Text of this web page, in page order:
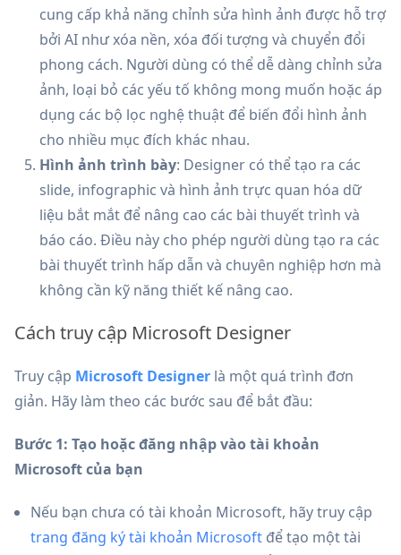
cung cấp khả năng chỉnh sửa hình ảnh được hỗ trợ
bởi AI như xóa nền, xóa đối tượng và chuyển đổi
phong cách. Người dùng có thể dễ dàng chỉnh sửa
ảnh, loại bỏ các yếu tố không mong muốn hoặc áp
dụng các bộ lọc nghệ thuật để biến đổi hình ảnh
cho nhiều mục đích khác nhau.
Hình ảnh trình bày: Designer có thể tạo ra các
slide, infographic và hình ảnh trực quan hóa dữ
liệu bắt mắt để nâng cao các bài thuyết trình và
báo cáo. Điều này cho phép người dùng tạo ra các
bài thuyết trình hấp dẫn và chuyên nghiệp hơn mà
không cần kỹ năng thiết kế nâng cao.
Cách truy cập Microsoft Designer
Truy cập Microsoft Designer là một quá trình đơn
giản. Hãy làm theo các bước sau để bắt đầu:
Bước 1: Tạo hoặc đăng nhập vào tài khoản
Microsoft của bạn
Nếu bạn chưa có tài khoản Microsoft, hãy truy cập
trang đăng ký tài khoản Microsoft để tạo một tài